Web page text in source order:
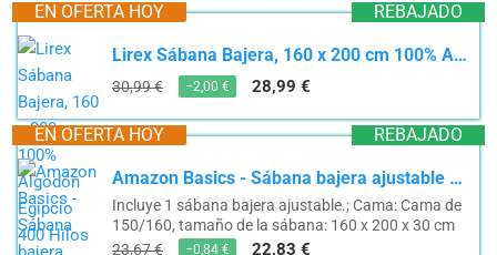
REBAJADO
EN OFERTA HOY
Lirex Sábana Bajera, 160 x 200 cm 100% Algodón Egipcio 400 Hilos Sábana Bajera Suave...
30,99 € −2,00 € 28,99 €
REBAJADO
EN OFERTA HOY
Amazon Basics - Sábana bajera ajustable (algodón satén 400 hilos, antiarrugas) Blanco - 160 x 200...
Incluye 1 sábana bajera ajustable.; Cama: Cama de
150/160, tamaño de la sábana: 160 x 200 x 30 cm
23,67 €
−0,84 € 22,83 €